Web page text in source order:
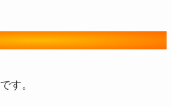
です。